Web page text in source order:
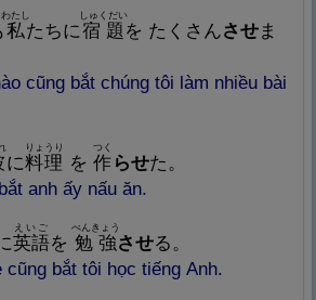
私
わたし
たちに宿 題
しゅくだい
を たくさんさせま
cũng bắt chúng tôi làm nhiều bài
に料理
りょうり
を 作
つく
らせた。
anh ấy nấu ăn.
英語
えいご
を 勉 強
べんきょう
させる。
bắt tôi học tiếng Anh.